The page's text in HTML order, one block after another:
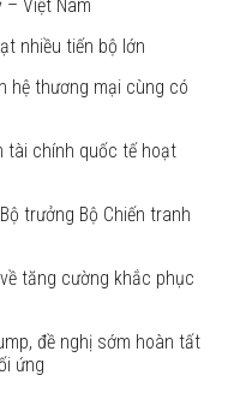
– Việt Nam
nhiều tiến bộ lớn
hệ thương mại cùng có
tài chính quốc tế hoạt
trưởng Bộ Chiến tranh
tăng cường khắc phục
đề nghị sớm hoàn tất
ứng